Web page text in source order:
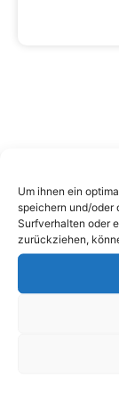
Um ihnen ein
speichern und/oder
Surfverhalten oder
zurückziehen,